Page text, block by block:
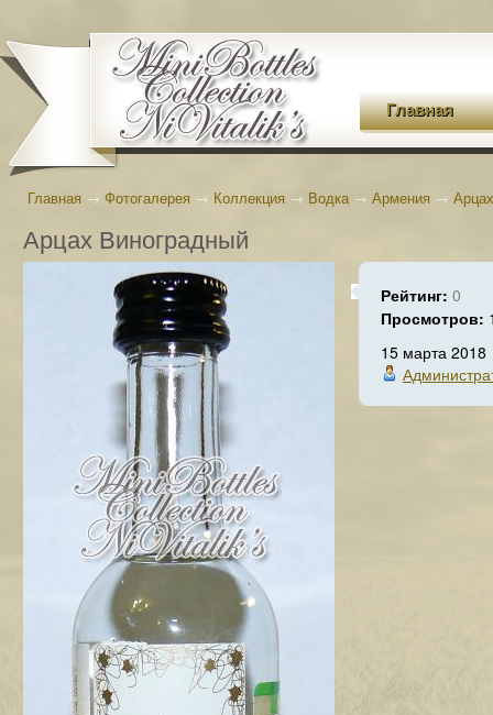
Главная
Главная → Фотогалерея → Коллекция → Водка→ Армения →
Арцах Виноградный
Рейтинг: 0
Просмотров:
15 марта 2018